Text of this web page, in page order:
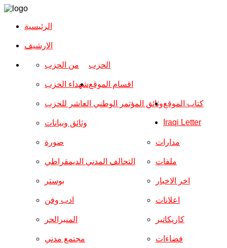
الرئيسية
الارشیف
الحزب من الحزب
شهداء الحزب
وثائق المؤتمر الوطني العاشر للحزب
وثائق وبيانات
اقسام الموقع
صورة
التحالف المدني الديمقراطي
بوستر
ادب وفن
المنبرالحر
مجتمع مدني
مدارات
ملفات
اخر الاخبار
اعلانات
كاريكاتير
فضاءات
كتاب الموقع
Iraqi Letter